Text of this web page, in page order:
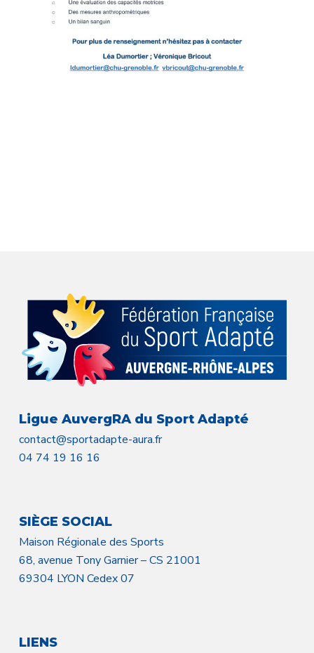
Ligue AuvergRA du Sport Adapté
contact@sportadapte-aura.fr
04 74 19 16 16
SIÈGE SOCIAL
Maison Régionale des Sports
68, avenue Tony Garnier – CS 21001
69304 LYON Cedex 07
LIENS